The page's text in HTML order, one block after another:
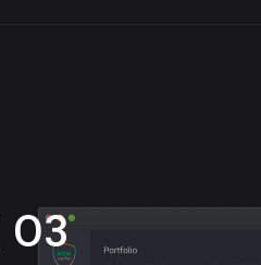
O3